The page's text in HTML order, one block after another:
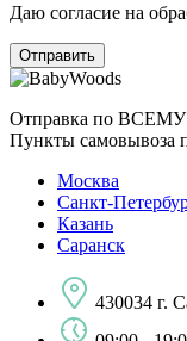
Даю согласие на
Отправка по ВСЕМУ
Пункты самовывоза
Москва
Санкт-
Казань
Саранск
430034 г.